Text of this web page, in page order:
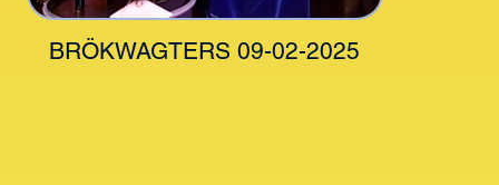
BRÖKWAGTERS 09-02-2025